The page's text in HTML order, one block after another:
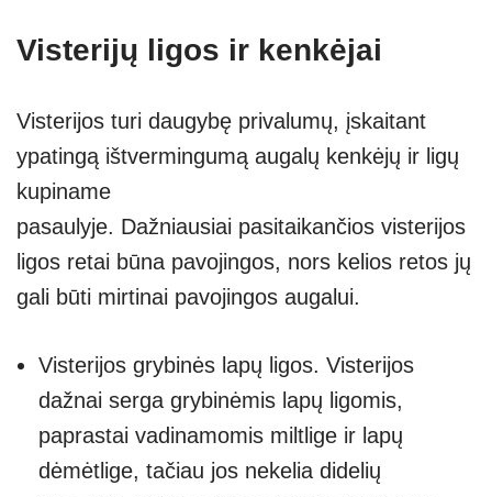
Visterijų ligos ir kenkėjai
Visterijos turi daugybę privalumų, įskaitant
ypatingą ištvermingumą augalų kenkėjų ir ligų
kupiname
pasaulyje. Dažniausiai pasitaikančios visterijos
ligos retai būna pavojingos, nors kelios retos jų
gali būti mirtinai pavojingos augalui.
Visterijos grybinės lapų ligos. Visterijos
dažnai serga grybinėmis lapų ligomis,
paprastai vadinamomis miltlige ir lapų
dėmėtlige, tačiau jos nekelia didelių